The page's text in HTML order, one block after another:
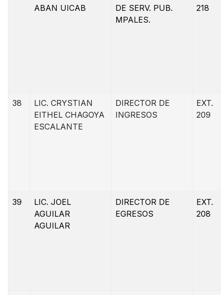
ABAN UICAB
DE SERV. PUB.
MPALES.
218
38
LIC. CRYSTIAN
EITHEL CHAGOYA
ESCALANTE
DIRECTOR DE
INGRESOS
EXT.
209
39
LIC. JOEL
AGUILAR
AGUILAR
DIRECTOR DE
EGRESOS
EXT.
208